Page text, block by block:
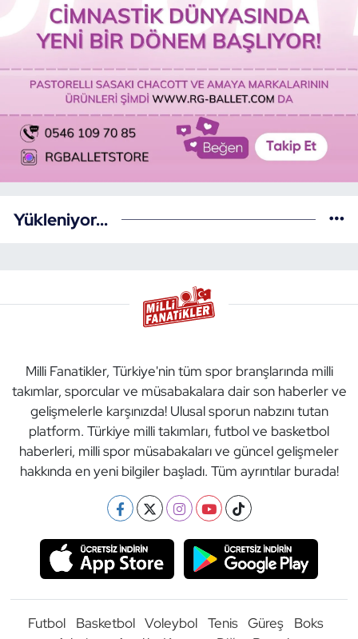
Yükleniyor...
Milli Fanatikler, Türkiye'nin tüm spor branşlarında milli
takımlar, sporcular ve müsabakalara dair son haberler ve
gelişmelerle karşınızda! Ulusal sporun nabzını tutan
platform. Türkiye milli takımları, futbol ve basketbol
haberleri, milli spor müsabakaları ve güncel gelişmeler
hakkında en yeni bilgiler başladı. Tüm ayrıntılar burada!
Futbol Basketbol Voleybol Tenis Güreş
Boks